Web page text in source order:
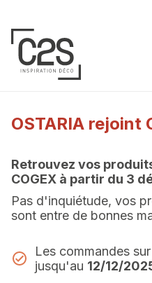
OSTARIA rejoint
Retrouvez vos
COGEX à partir du 3
Pas d'inquiétude, vos
sont entre de bonnes
Les commandes
jusqu'au 12/12/